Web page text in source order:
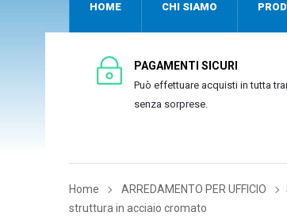
HOME CHI SIAMO
PAGAMENTI SICURI
Può effettuare acquisti in tutta
senza sorprese.
Home ARREDAMENTO PER UFFICIO
struttura in acciaio cromato